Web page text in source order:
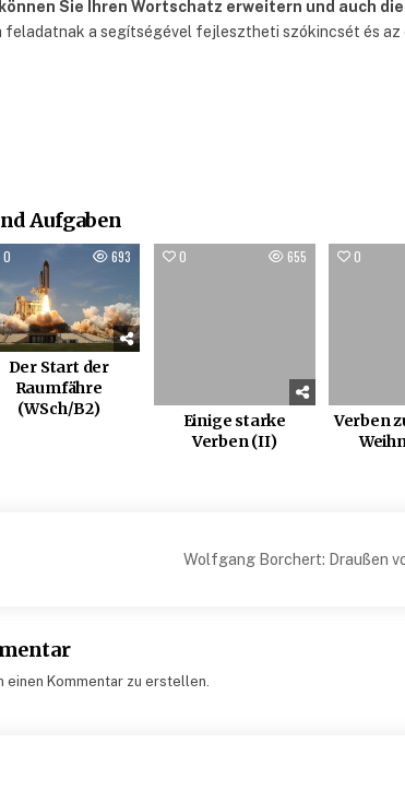
Sie Ihren Wortschatz erweitern und auch
feladatnak a segítségével fejlesztheti szókincsét és az
Aufgaben
0 693
Der Start der
Raumfähre
(WSch/B2)
0 655
Einige starke
Verben (II)
0
Verben
Wolfgang Borchert: Draußen
einen Kommentar zu erstellen.